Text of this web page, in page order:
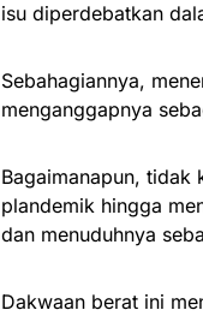
isu diperdebatkan
Sebahagiannya,
menganggapnya
Bagaimanapun, tidak
plandemik hingga
dan menuduhnya
Dakwaan berat ini